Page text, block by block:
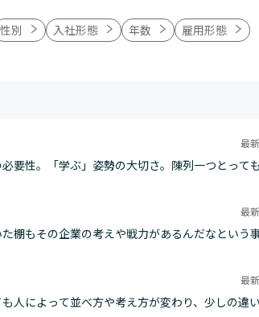
性別 入社形態 年数 雇用形態
最
要性。「学ぶ」姿勢の大切さ。陳列一つとって
最
棚もその企業の考えや戦力があるんだなという
最
人によって並べ方や考え方が変わり、少しの違